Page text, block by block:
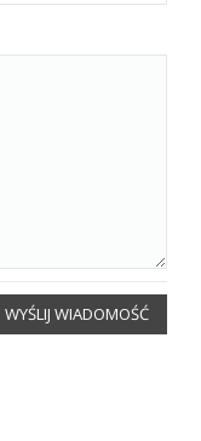
WYŚLIJ WIADOMOŚĆ